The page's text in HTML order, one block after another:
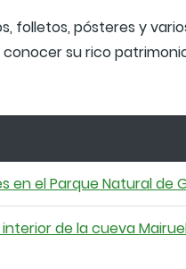
folletos, pósteres y
su rico
el Parque Natural de
de la cueva